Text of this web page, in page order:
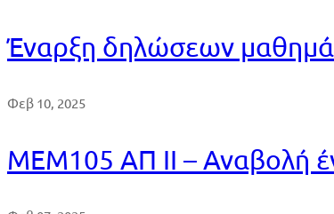
Έναρξη δηλώσεων
Φεβ 10, 2025
MEM105 ΑΠ ΙΙ – Αναβολή